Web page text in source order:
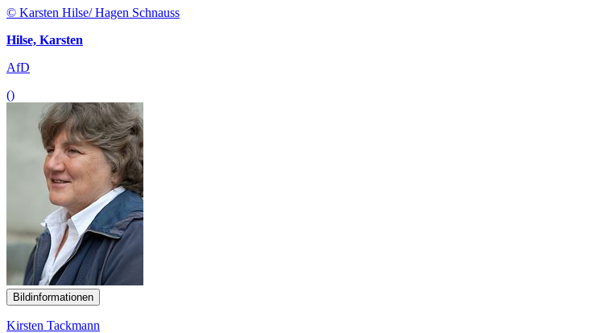
© Karsten Hilse/ Hagen Schnauss
Hilse, Karsten
AfD
()
Bildinformationen
Kirsten Tackmann